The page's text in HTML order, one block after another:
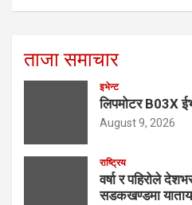
ताजा समाचार
इभेन्ट
लिपमोटर B03X
August 9, 2026
राष्ट्रिय
वर्षा र पहिरोले
सडकखण्डमा